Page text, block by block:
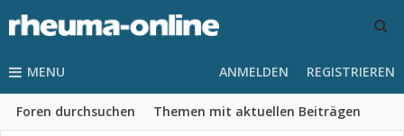
MENU
Foren durchsuchen Themen mit aktuellen Beiträgen
ANMELDEN REGISTRIEREN